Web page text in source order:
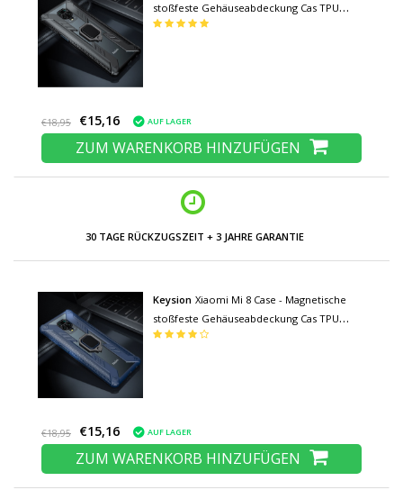
stoßfeste Gehäuseabdeckung Cas TPU
Black + Kickstand
€18,95 €15,16 AUF LAGER
ZUM WARENKORB HINZUFÜGEN
30 TAGE RÜCKZUGSZEIT + 3 JAHRE GARANTIE
Keysion Xiaomi Mi 8 Case - Magnetische
stoßfeste Gehäuseabdeckung Cas TPU
Blue + Kickstand
€18,95 €15,16 AUF LAGER
ZUM WARENKORB HINZUFÜGEN